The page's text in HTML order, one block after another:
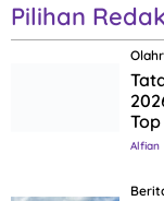
Pilihan
Alfian